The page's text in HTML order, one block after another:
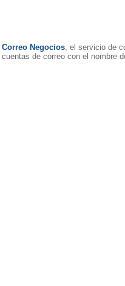
Correo Negocios, el servicio de
cuentas de correo con el nombre